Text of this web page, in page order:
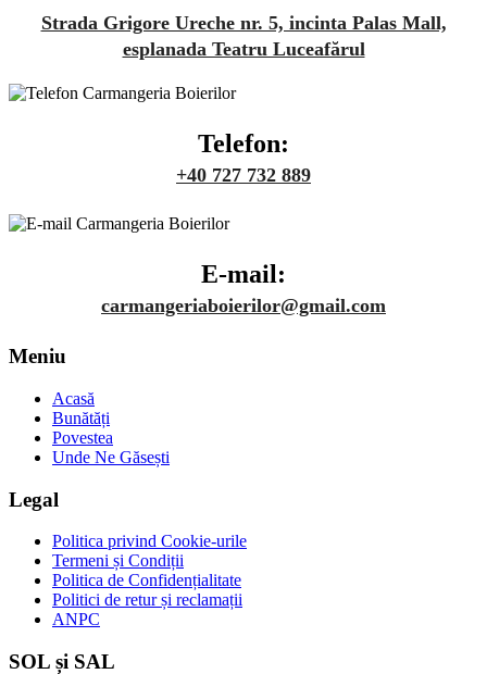
Strada Grigore Ureche nr. 5, incinta Palas Mall,
esplanada Teatru Luceafărul
Telefon:
+40 727 732 889
E-mail:
carmangeriaboierilor@gmail.com
Meniu
Acasă
Bunătăți
Povestea
Unde Ne Găsești
Legal
Politica privind Cookie-urile
Termeni și Condiții
Politica de Confidențialitate
Politici de retur și reclamații
ANPC
SOL și SAL